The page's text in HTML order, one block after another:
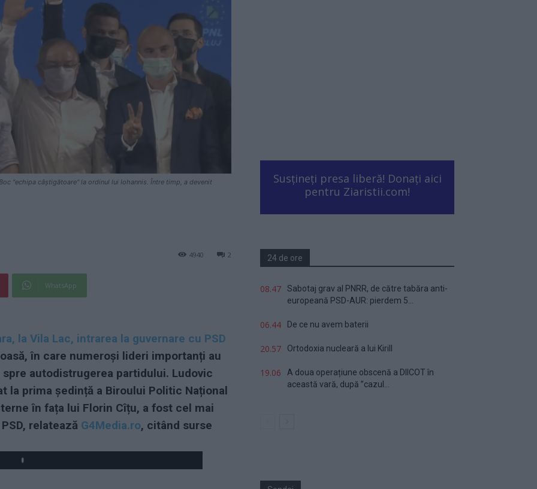
"echipa câștigătoare" la ordinul lui Iohannis. Între timp, a devenit
2
4940
WhatsApp
la Vila Lac, intrarea la guvernare cu PSD
în care numeroși lideri importanți au
autodistrugerea partidului. Ludovic
la prima ședință a Biroului Politic Național
în fața lui Florin Cîțu, a fost cel mai
relatează G4Media.ro, citând surse
Susțineți presa liberă! Donați aici
pentru Ziaristii.com!
24 de ore
08.47
Sabotaj grav al PNRR, de către tabăra anti-
europeană PSD-AUR: pierdem 5...
06.44 De ce nu avem baterii
20.57 Ortodoxia nucleară a lui Kirill
19.06
A doua operațiune obscenă a DIICOT în
această vară, după ”cazul...